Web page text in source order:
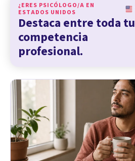
¿ERES PSICÓLOGO/A EN
ESTADOS UNIDOS
Destaca entre toda tu
competencia
profesional.